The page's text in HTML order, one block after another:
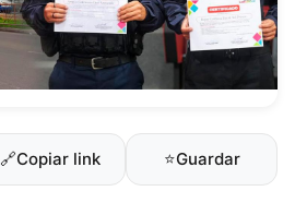
🔗Copiar link ⭐Guardar